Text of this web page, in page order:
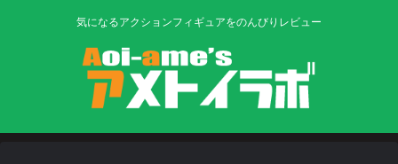
気になるアクションフィギュアをのんびりレビュー